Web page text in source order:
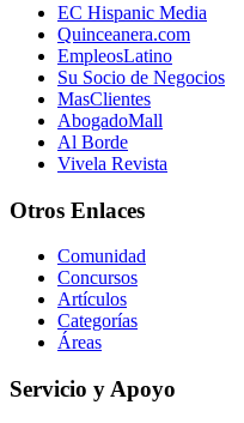
EC Hispanic Media
Quinceanera.com
EmpleosLatino
Su Socio de Negocios
MasClientes
AbogadoMall
Al Borde
Vivela Revista
Otros Enlaces
Comunidad
Concursos
Artículos
Categorías
Áreas
Servicio y Apoyo